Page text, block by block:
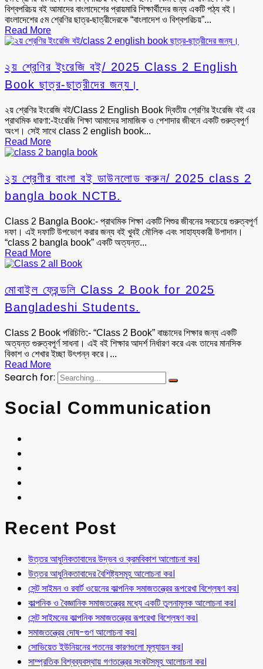
বিশ্বপরিচয় বই আমাদের বাংলাদেশের প্রায়মারি শিক্ষার্থীদের জন্য একটি পঠ্য বই।
বাংলাদেশের ৫ম শ্রেণির ছাত্র-ছাত্রীদেরকে “বাংলাদেশ ও বিশ্বপরিচয়”...
Read More
২য় শ্রেণির ইংরেজি বই/ 2025 Class 2 English
Book ছাত্র-ছাত্রীদের জন্য।
২য় শ্রেণির ইংরেজি বই/Class 2 English Book দ্বিতীয় শ্রেণির ইংরেজি বই এর
প্রাথমিক ধারণা:-ইংরেজি শিক্ষা আমাদের সামাজিক ও পেশাদার জীবনে একটি গুরুত্বপূর্ণ
অংশ। সেই সাথে class 2 english book...
Read More
২য় শ্রেণীর বাংলা বই ডাউনলোড করুন/ 2025 class 2
bangla book NCTB.
Class 2 Bangla Book:- প্রাথমিক শিক্ষা একটি শিশুর জীবনের সবচেয়ে গুরুত্বপূর্ণ
দফা। এই দফাটি উপভোগ করার জন্য বই খুবই মৌলিক এবং সাহায্যকারী উপাদান।
“class 2 bangla book” একটি অত্যন্ত...
Read More
মোবাইল ফ্রেন্ডলি Class 2 Book for 2025
Bangladeshi Students.
Class 2 Book পরিচিতি:- “Class 2 Book” বাচ্চাদের শিক্ষার জন্য একটি
অত্যন্ত গুরুত্বপূর্ণ সাধনা। এই বই শিক্ষার আদর্শ নির্ধারণ করে এবং তাদের মানসিক
বিকাশ ও শেখার ইচ্ছা উৎপন্ন করে।...
Read More
Search for:
Social Communication
Recent Post
উত্তর আধুনিকতাবাদের উদ্ভব ও ক্রমবিকাশ আলোচনা কর।
উত্তর আধুনিকতাবাদের বৈশিষ্ট্যসমূহ আলোচনা কর।
সেন্ট সাইমন ও রবার্ট ওয়েনের কাল্পনিক সমাজতন্ত্রের রূপরেখা বিশ্লেষণ কর।
কাল্পনিক ও বৈজ্ঞানিক সমাজতন্ত্রের মধ্যে একটি তুলনামূলক আলোচনা কর।
সেন্ট সাইমনের কাল্পনিক সমাজতন্ত্রের রূপরেখা বিশ্লেষণ কর।
সমাজতন্ত্রের দোষ-গুণ আলোচনা কর।
সোভিয়েত ইউনিয়নের পতনের কারণগুলো মূল্যায়ন কর।
সাম্প্রতিক বিশ্বব্যবস্থায় গণতন্ত্রের সংকটসমূহ আলোচনা কর।